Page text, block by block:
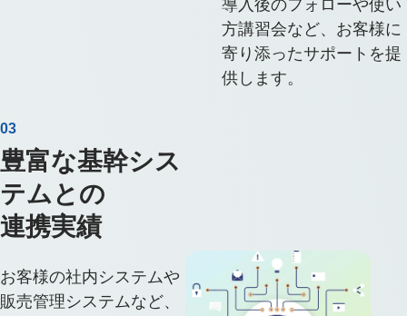
導入後のフォローや使い
方講習会など、お客様に
寄り添ったサポートを提
供します。
03
豊富な基幹シス
テムとの
連携実績
お客様の社内システムや
販売管理システムなど、